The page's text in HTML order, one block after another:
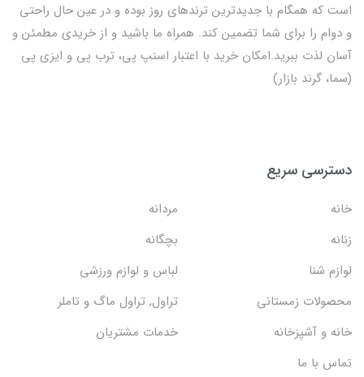
است که همگام با جدیدترین ترندهای روز بوده و در عین حال راحتی
و دوام را برای شما تضمین کند. همراه ما باشید و از خریدی مطمئن و
آسان لذت ببرید.امکان خرید با اعتبار اسنپ پی، ترب پی و ایزی پی
(سما، گرند بازار)
دسترسی سریع
خانه
مردانه
زنانه
بچگانه
لوازم شنا
لباس و لوازم ورزشی
محصولات زمستانی
تراول, تراول ماگ و تاملر
خانه و آشپزخانه
خدمات مشتریان
تماس با ما